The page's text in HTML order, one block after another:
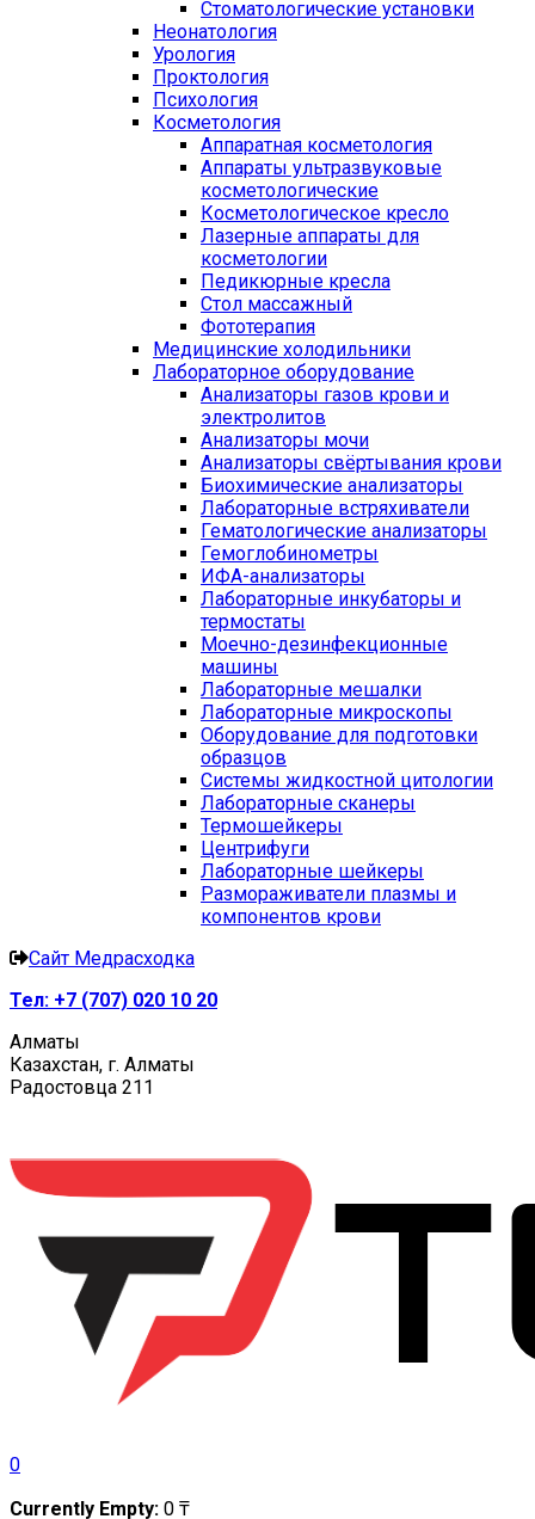
Стоматологические установки
Неонатология
Урология
Проктология
Психология
Косметология
Аппаратная косметология
Аппараты ультразвуковые
косметологические
Косметологическое кресло
Лазерные аппараты для
косметологии
Педикюрные кресла
Стол массажный
Фототерапия
Медицинские холодильники
Лабораторное оборудование
Анализаторы газов крови и
электролитов
Анализаторы мочи
Анализаторы свёртывания крови
Биохимические анализаторы
Лабораторные встряхиватели
Гематологические анализаторы
Гемоглобинометры
ИФА-анализаторы
Лабораторные инкубаторы и
термостаты
Моечно-дезинфекционные
машины
Лабораторные мешалки
Лабораторные микроскопы
Оборудование для подготовки
образцов
Системы жидкостной цитологии
Лабораторные сканеры
Термошейкеры
Центрифуги
Лабораторные шейкеры
Размораживатели плазмы и
компонентов крови
Сайт Медрасходка
Тел: +7 (707) 020 10 20
Алматы
Казахстан, г. Алматы
Радостовца 211
0
Currently Empty: 0 ₸